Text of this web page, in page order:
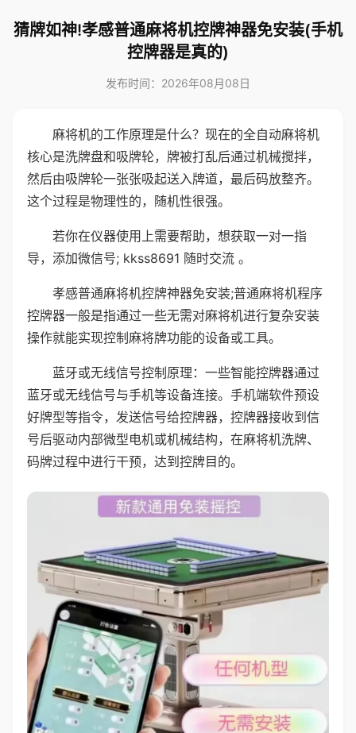
猜牌如神!孝感普通麻将机控牌神器免安装(手机
控牌器是真的)
发布时间：2026年08月08日
麻将机的工作原理是什么？现在的全自动麻将机
核心是洗牌盘和吸牌轮，牌被打乱后通过机械搅拌，
然后由吸牌轮一张张吸起送入牌道，最后码放整齐。
这个过程是物理性的，随机性很强。
若你在仪器使用上需要帮助，想获取一对一指
导，添加微信号; kkss8691 随时交流 。
孝感普通麻将机控牌神器免安装;普通麻将机程序
控牌器一般是指通过一些无需对麻将机进行复杂安装
操作就能实现控制麻将牌功能的设备或工具。
蓝牙或无线信号控制原理：一些智能控牌器通过
蓝牙或无线信号与手机等设备连接。手机端软件预设
好牌型等指令，发送信号给控牌器，控牌器接收到信
号后驱动内部微型电机或机械结构，在麻将机洗牌、
码牌过程中进行干预，达到控牌目的。